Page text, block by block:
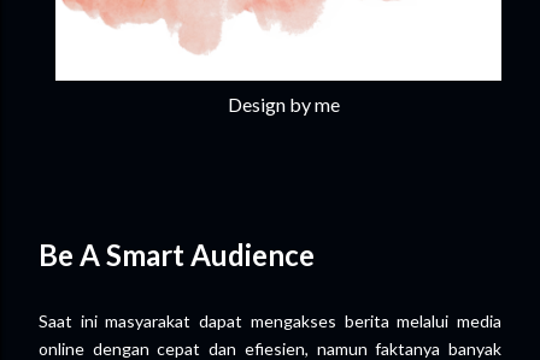
Design by me
Be A Smart Audience
Saat ini masyarakat dapat mengakses berita melalui media
online dengan cepat dan efiesien, namun faktanya banyak